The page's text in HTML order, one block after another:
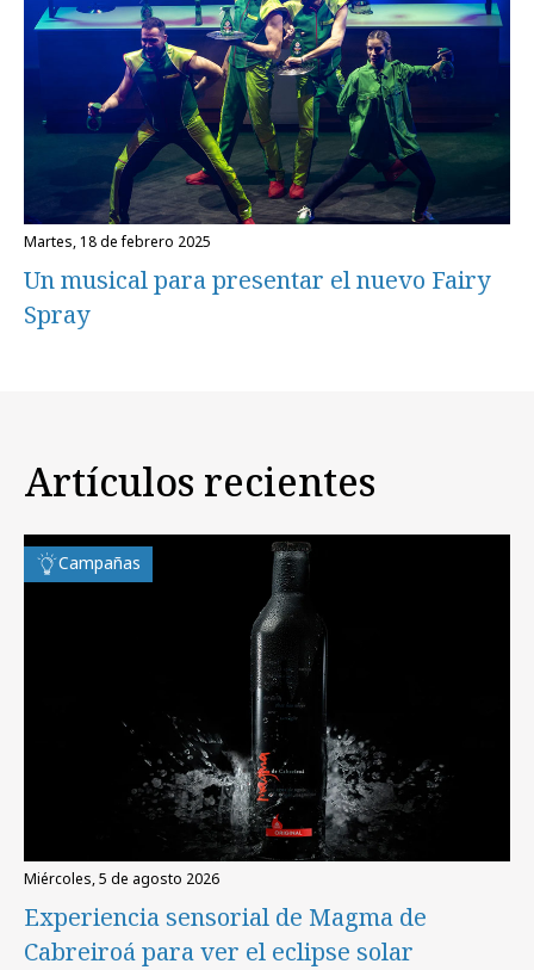
martes, 18 de febrero 2025
Un musical para presentar el nuevo Fairy
Spray
Artículos recientes
Campañas
miércoles, 5 de agosto 2026
Experiencia sensorial de Magma de
Cabreiroá para ver el eclipse solar